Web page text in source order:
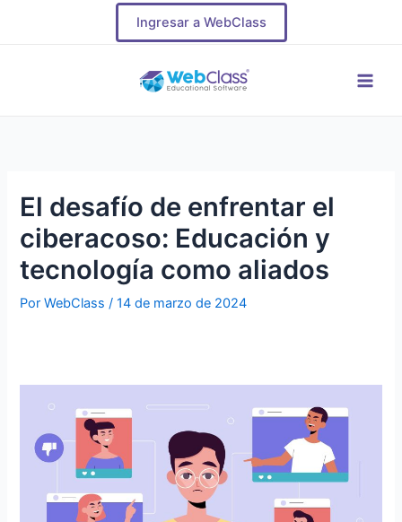
Ingresar a WebClass
El desafío de enfrentar el
ciberacoso: Educación y
tecnología como aliados
PorWebClass/14 de marzo de 2024
Navegación